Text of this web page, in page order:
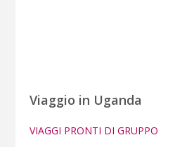
Viaggio in Uganda
VIAGGI PRONTI DI GRUPPO